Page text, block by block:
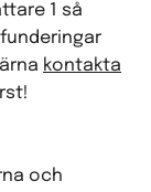
1 så
kontakta
och